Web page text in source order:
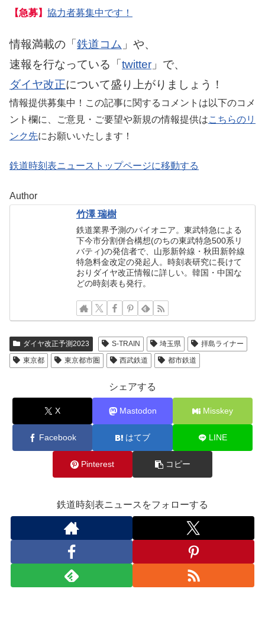
【急募】 協力者募集中です！
情報満載の「 鉄道コム 」や、
速報を行なっている「 twitter 」で、
ダイヤ改正について盛り上がりましょう！
情報提供募集中！この記事に関するコメントは以下のコメ
ント欄に、ご意見・ご要望や新規の情報提供はこちらのリ
ンク先にお願いいたします！
鉄道時刻表ニューストップページに移動する
Author
竹澤 瑞樹
鉄道業界予測のパイオニア。東武特急による
下今市分割併合構想(のちの東武特急500系リ
バティ)の発信者で、山形新幹線・秋田新幹線
特急料金改定の発起人。時刻表研究に長けて
おりダイヤ改正情報に詳しい。韓国・中国な
どの時刻表も発行。
ダイヤ改正予測2023 S-TRAIN 埼玉県
拝島ライナー
東京都
東京都市圏 西武鉄道 都市鉄道
シェアする
X Mastodon Misskey
Facebook はてブ LINE
Pinterest コピー
鉄道時刻表ニュースをフォローする